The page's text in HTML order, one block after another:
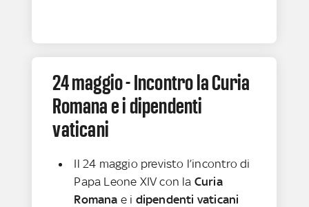
24 maggio - Incontro la Curia
Romana e i dipendenti
vaticani
Il 24 maggio previsto l’incontro di
Papa Leone XIV con la Curia
Romana e i dipendenti vaticani